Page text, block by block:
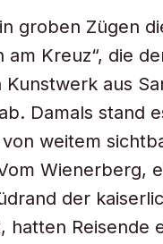
groben Zügen
am Kreuz“, die
aus
Damals stand
weitem
Wienerberg,
der
hatten Reisende